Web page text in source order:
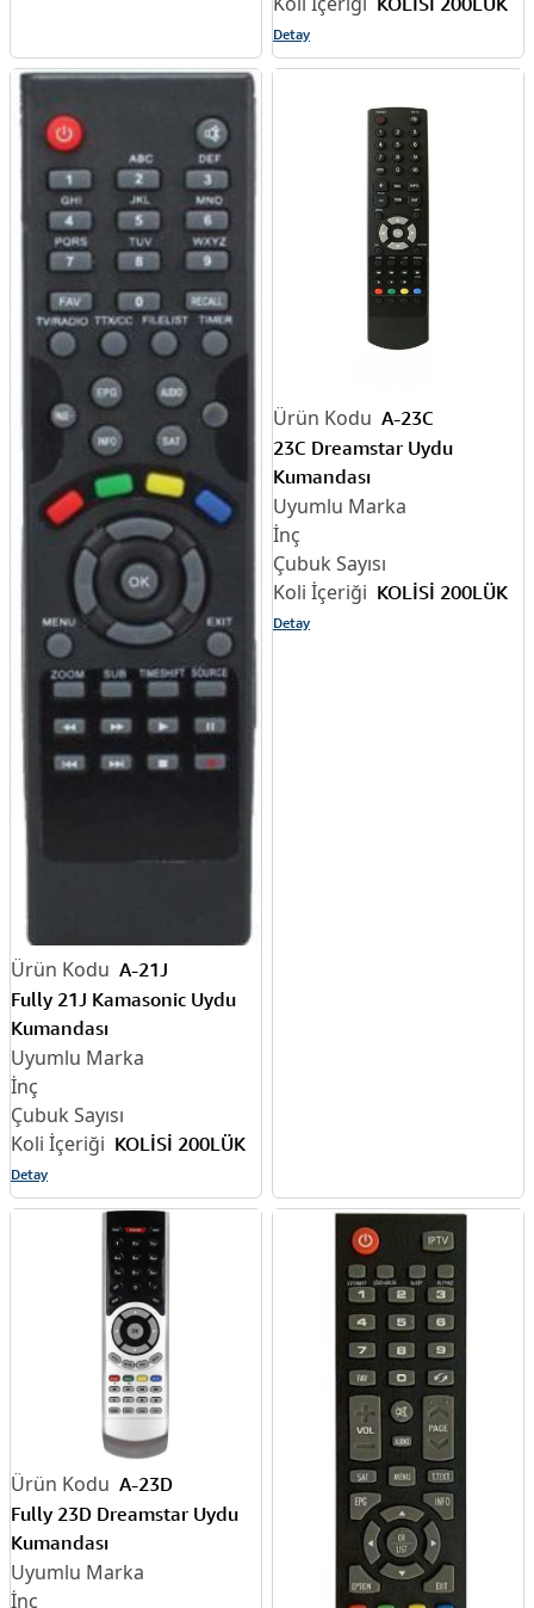
Detay
A-21J
Fully 21J Kamasonic Uydu
Kumandası
KOLİSİ 200LÜK
Detay
A-23C
23C Dreamstar Uydu
Kumandası
KOLİSİ 200LÜK
Detay
A-23D
Fully 23D Dreamstar Uydu
Kumandası